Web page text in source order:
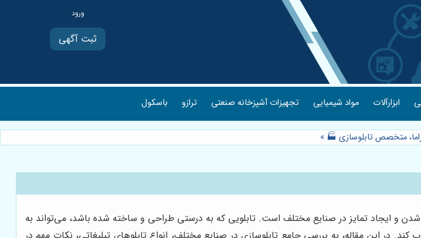
ثبت آگهی
ابزارآلات مواد شیمیایی تجهیزات آشپزخانه صنعتی ترازو باسکول
متخصص تابلوسازی 🏭 »
و ایجاد تمایز در صنایع مختلف است. تابلویی که به درستی طراحی و ساخته شده باشد، می‌تواند به